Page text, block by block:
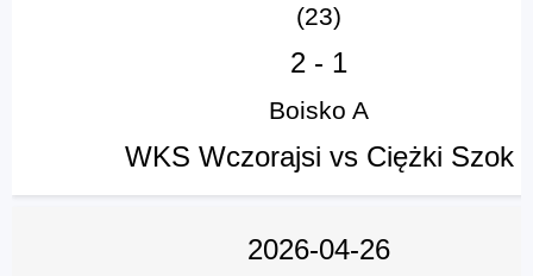
(23)
2 - 1
Boisko A
WKS Wczorajsi vs Ciężki Szok
2026-04-26